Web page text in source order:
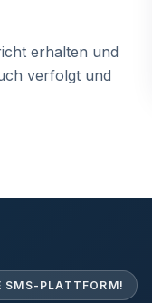
erhalten und
verfolgt und
SMS-PLATTFORM!